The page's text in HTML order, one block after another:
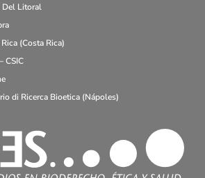
Del Litoral
(Costa Rica)
CSIC
di Ricerca Bioetica (Nápoles)